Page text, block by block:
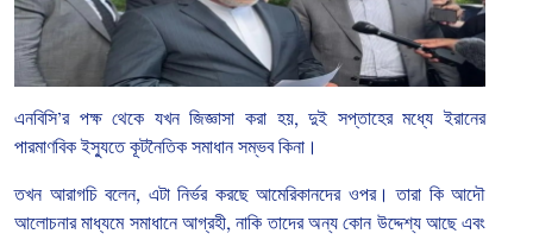
এনবিসি’র পক্ষ থেকে যখন জিজ্ঞাসা করা হয়,দুই সপ্তাহের মধ্যে ইরানের
পারমাণবিক ইস্যুতে কূটনৈতিক সমাধান সম্ভব কিনা।
তখন আরাগচি বলেন, এটা নির্ভর করছে আমেরিকানদের ওপর। তারা কি আদৌ
আলোচনার মাধ্যমে সমাধানে আগ্রহী,নাকি তাদের অন্য কোন উদ্দেশ্য আছে এবং